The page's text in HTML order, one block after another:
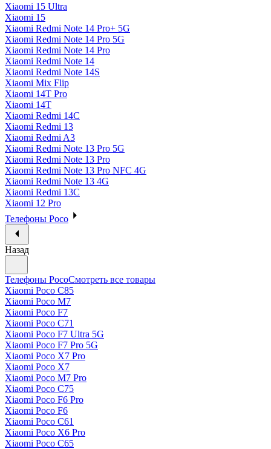
Xiaomi 15 Ultra
Xiaomi 15
Xiaomi Redmi Note 14 Pro+ 5G
Xiaomi Redmi Note 14 Pro 5G
Xiaomi Redmi Note 14 Pro
Xiaomi Redmi Note 14
Xiaomi Redmi Note 14S
Xiaomi Mix Flip
Xiaomi 14T Pro
Xiaomi 14T
Xiaomi Redmi 14C
Xiaomi Redmi 13
Xiaomi Redmi A3
Xiaomi Redmi Note 13 Pro 5G
Xiaomi Redmi Note 13 Pro
Xiaomi Redmi Note 13 Pro NFC 4G
Xiaomi Redmi Note 13 4G
Xiaomi Redmi 13C
Xiaomi 12 Pro
Телефоны Poco
Назад
Телефоны PocoСмотреть все товары
Xiaomi Poco C85
Xiaomi Poco M7
Xiaomi Poco F7
Xiaomi Poco C71
Xiaomi Poco F7 Ultra 5G
Xiaomi Poco F7 Pro 5G
Xiaomi Poco X7 Pro
Xiaomi Poco X7
Xiaomi Poco M7 Pro
Xiaomi Poco C75
Xiaomi Poco F6 Pro
Xiaomi Poco F6
Xiaomi Poco C61
Xiaomi Poco X6 Pro
Xiaomi Poco C65